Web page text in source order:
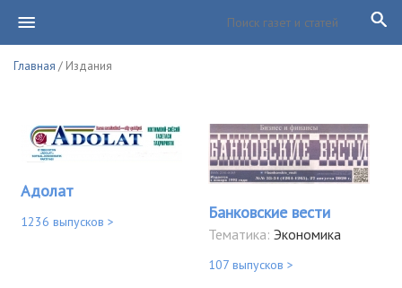
Главная / Издания
Адолат
1236 выпусков > Банковские вести
Тематика: Экономика
107 выпусков >